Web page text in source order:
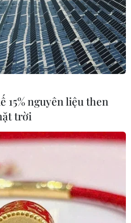
cứu thí sinh điểm
hay đã trao đổi với một số
trường cho biết sẵn sàng xét
điểm thi cao nhưng trượt đại
15% nguyên liệu then
trời